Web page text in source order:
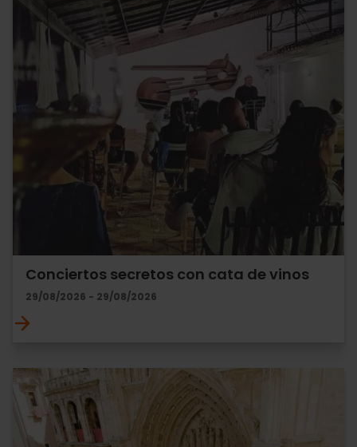
Conciertos secretos con cata de vinos
29/08/2026 - 29/08/2026